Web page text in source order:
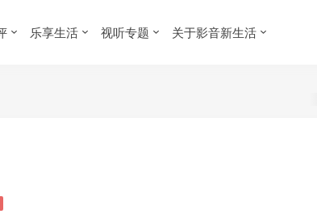
乐享生活 视听专题 关于影音新生活